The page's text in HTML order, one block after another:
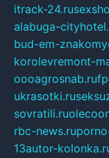
itrack-24.ru
alabuga-
bud-em-
korolevremont-
oooagrosnab.ru
ukrasotki.ru
sovratili.ru
rbc-news.ru
13autor-